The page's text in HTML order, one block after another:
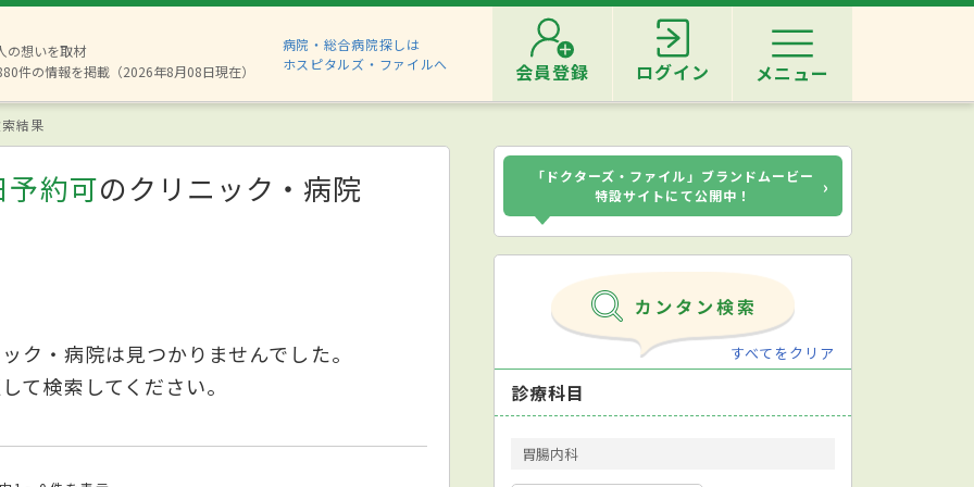
の想いを取材
件の情報を掲載（2026年8月08日現在）
病院・総合病院探しは
ホスピタルズ・ファイルへ
会員登録 ログイン メニュー
結果
約可のクリニック・病院
ク・病院は見つかりませんでした。
て検索してください。
「ドクターズ・ファイル」ブランドムービー
特設サイトにて公開中！
›
すべてをクリア
診療科目
胃腸内科